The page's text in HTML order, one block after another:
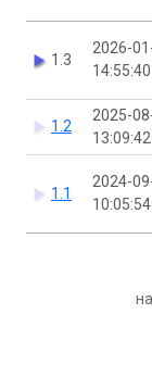
1.3
2026-
14:55:40
1.2
2025-
13:09:42
1.1
2024-
10:05:54